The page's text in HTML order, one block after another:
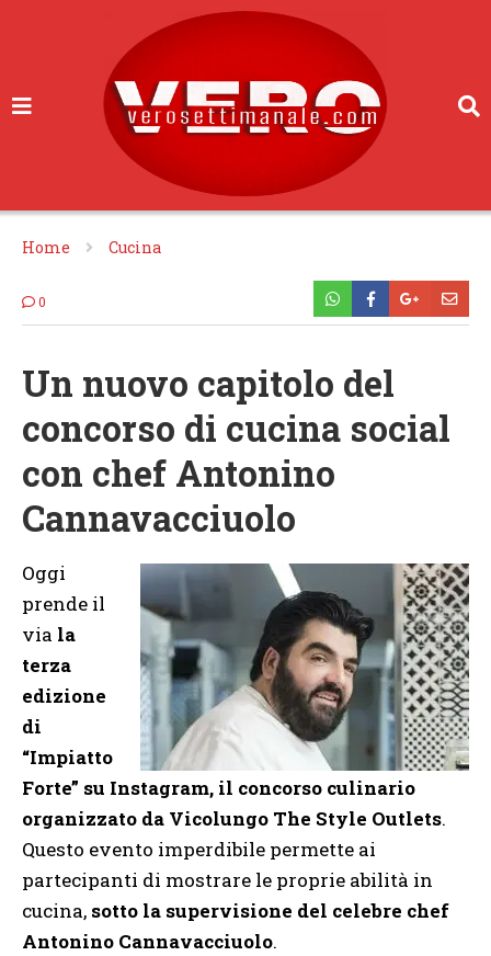
Home Cucina
0
Un nuovo capitolo del
concorso di cucina social
con chef Antonino
Cannavacciuolo
Oggi
prende il
via la
terza
edizione
di
“Impiatto
Forte” su Instagram, il concorso culinario
organizzato da Vicolungo The Style Outlets.
Questo evento imperdibile permette ai
partecipanti di mostrare le proprie abilità in
cucina, sotto la supervisione del celebre chef
Antonino Cannavacciuolo.